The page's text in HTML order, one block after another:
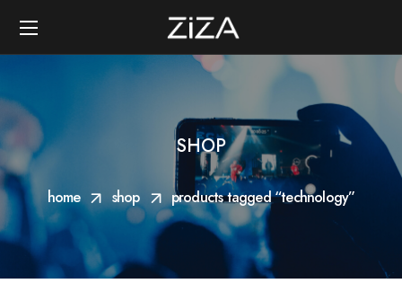
SHOP
home shop products tagged “technology”